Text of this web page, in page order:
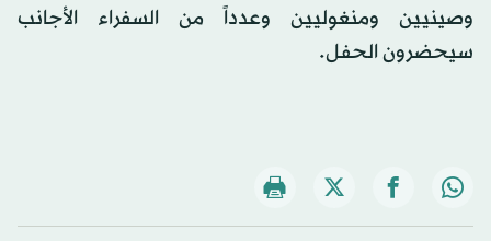
وصينيين ومنغوليين وعدداً من السفراء الأجانب
سيحضرون الحفل.